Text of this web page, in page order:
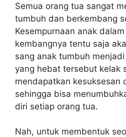
Semua orang tua sangat
tumbuh dan berkembang
Kesempurnaan anak
kembangnya tentu saja
sang anak tumbuh menjadi
yang hebat tersebut kelak
mendapatkan kesuksesan
sehingga bisa
diri setiap orang tua.
Nah, untuk membentuk